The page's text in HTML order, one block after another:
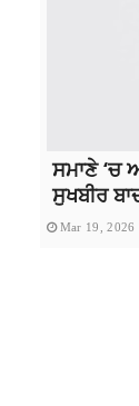
ਸਮਾਣੇ ‘ਚ
ਸੁਖਬੀਰ
Mar 19, 2026